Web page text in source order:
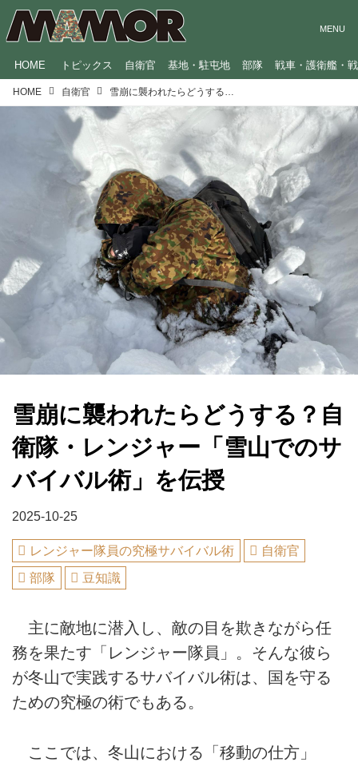
HOME トピックス 自衛官 基地・駐屯地 部隊 戦車・護衛艦・
HOME 自衛官
雪崩に襲われたらどうする？自
衛隊・レンジャー「雪山でのサ
バイバル術」を伝授
2025-10-25
レンジャー隊員の究極サバイバル術
自衛官
部隊
豆知識
主に敵地に潜入し、敵の目を欺きながら任
務を果たす「レンジャー隊員」。そんな彼ら
が冬山で実践するサバイバル術は、国を守る
ための究極の術でもある。
ここでは、冬山における「移動の仕方」